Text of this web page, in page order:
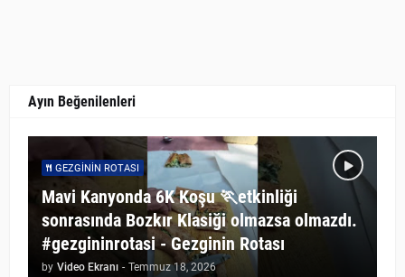
Ayın Beğenilenleri
GEZGININ ROTASI
Mavi Kanyonda 6K Koşu 🏃etkinliği
sonrasında Bozkır Klasiği olmazsa olmazdı.
#gezgininrotasi - Gezginin Rotası
by Video Ekranı - Temmuz 18, 2026